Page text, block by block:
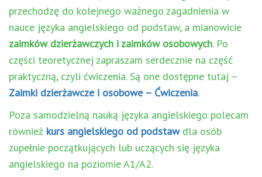
przechodzę do kolejnego ważnego zagadnienia w
nauce języka angielskiego od podstaw, a mianowicie
zaimków dzierżawczych i zaimków osobowych. Po
części teoretycznej zapraszam serdecznie na część
praktyczną, czyli ćwiczenia. Są one dostępne tutaj –
Zaimki dzierżawcze i osobowe – Ćwiczenia.
Poza samodzielną nauką języka angielskiego polecam
również kurs angielskiego od podstawdla osób
zupełnie początkujących lub uczących się języka
angielskiego na poziomie A1/A2.